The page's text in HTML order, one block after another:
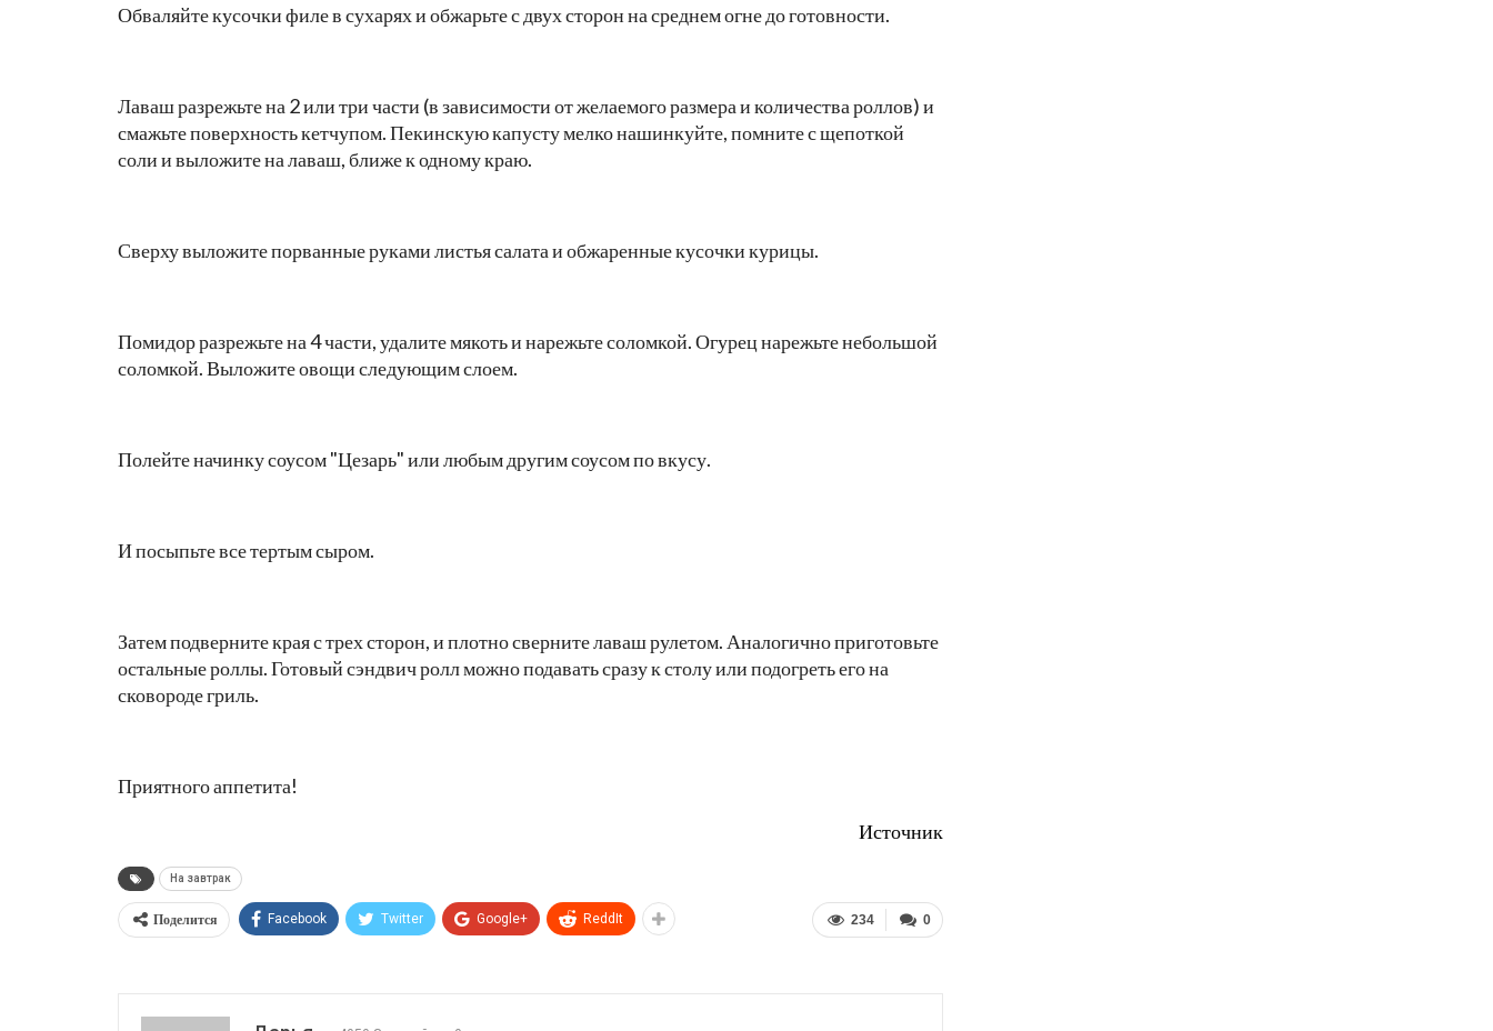
Обваляйте кусочки филе в сухарях и обжарьте с двух сторон на среднем огне до готовности.
Лаваш разрежьте на 2 или три части (в зависимости от желаемого размера и количества роллов) и
смажьте поверхность кетчупом. Пекинскую капусту мелко нашинкуйте, помните с щепоткой
соли и выложите на лаваш, ближе к одному краю.
Сверху выложите порванные руками листья салата и обжаренные кусочки курицы.
Помидор разрежьте на 4 части, удалите мякоть и нарежьте соломкой. Огурец нарежьте небольшой
соломкой. Выложите овощи следующим слоем.
Полейте начинку соусом "Цезарь" или любым другим соусом по вкусу.
И посыпьте все тертым сыром.
Затем подверните края с трех сторон, и плотно сверните лаваш рулетом. Аналогично приготовьте
остальные роллы. Готовый сэндвич ролл можно подавать сразу к столу или подогреть его на
сковороде гриль.
Приятного аппетита!
Источник
На завтрак
0
234
Поделится Facebook Twitter Google+ ReddIt